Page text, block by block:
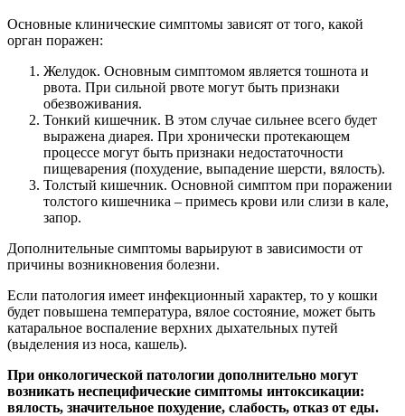
Основные клинические симптомы зависят от того, какой
орган поражен:
Желудок. Основным симптомом является тошнота и
рвота. При сильной рвоте могут быть признаки
обезвоживания.
Тонкий кишечник. В этом случае сильнее всего будет
выражена диарея. При хронически протекающем
процессе могут быть признаки недостаточности
пищеварения (похудение, выпадение шерсти, вялость).
Толстый кишечник. Основной симптом при поражении
толстого кишечника – примесь крови или слизи в кале,
запор.
Дополнительные симптомы варьируют в зависимости от
причины возникновения болезни.
Если патология имеет инфекционный характер, то у кошки
будет повышена температура, вялое состояние, может быть
катаральное воспаление верхних дыхательных путей
(выделения из носа, кашель).
При онкологической патологии дополнительно могут
возникать неспецифические симптомы интоксикации:
вялость, значительное похудение, слабость, отказ от еды.